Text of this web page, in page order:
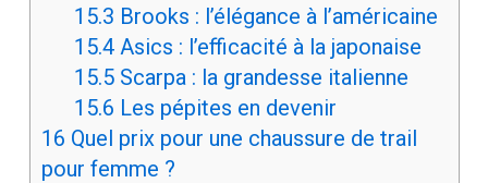
15.3 Brooks : l’élégance à l’américaine
15.4Asics : l’efficacité à la japonaise
15.5Scarpa : la grandesse italienne
15.6 Les pépites en devenir
16 Quel prix pour une chaussure de trail
pour femme ?